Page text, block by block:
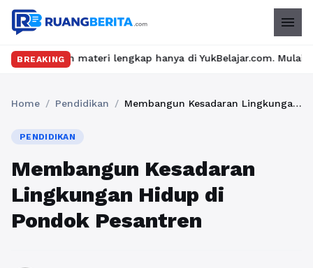
menu
BREAKING
lengkap hanya di YukBelajar.com. Mulai langkah
Home / Pendidikan / Membangun Kesadaran Lingkungan Hidup di Pondok Pesantren
PENDIDIKAN
Membangun Kesadaran
Lingkungan Hidup di
Pondok Pesantren